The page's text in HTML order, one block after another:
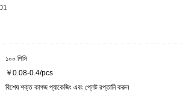
১০০ পিসি
￥0.08-0.4/pcs
বিশেষ শক্ত কাগজ প্যাকেজিং এবং প্লেট রপ্তানি করুন